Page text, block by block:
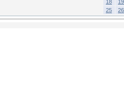
18
19
25
26